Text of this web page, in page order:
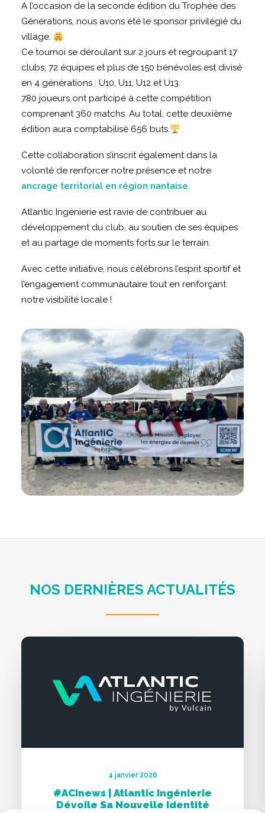
A l’occasion de la seconde édition du Trophée des
Générations, nous avons été le sponsor privilégié du
village.
Ce tournoi se déroulant sur 2 jours et regroupant 17
clubs, 72 équipes et plus de 150 bénévoles est divisé
en 4 générations : U10, U11, U12 et U13.
780 joueurs ont participé à cette compétition
comprenant 360 matchs. Au total, cette deuxième
édition aura comptabilisé 656 buts.
Cette collaboration s’inscrit également dans la
volonté de renforcer notre présence et notre
ancrage territorial en région nantaise.
Atlantic Ingénierie est ravie de contribuer au
développement du club, au soutien de ses équipes
et au partage de moments forts sur le terrain.
Avec cette initiative, nous célébrons l’esprit sportif et
l’engagement communautaire tout en renforçant
notre visibilité locale !
NOS DERNIÈRES ACTUALITÉS
4 janvier 2026
#ACInews | Atlantic Ingénierie
Dévoile Sa Nouvelle Identité